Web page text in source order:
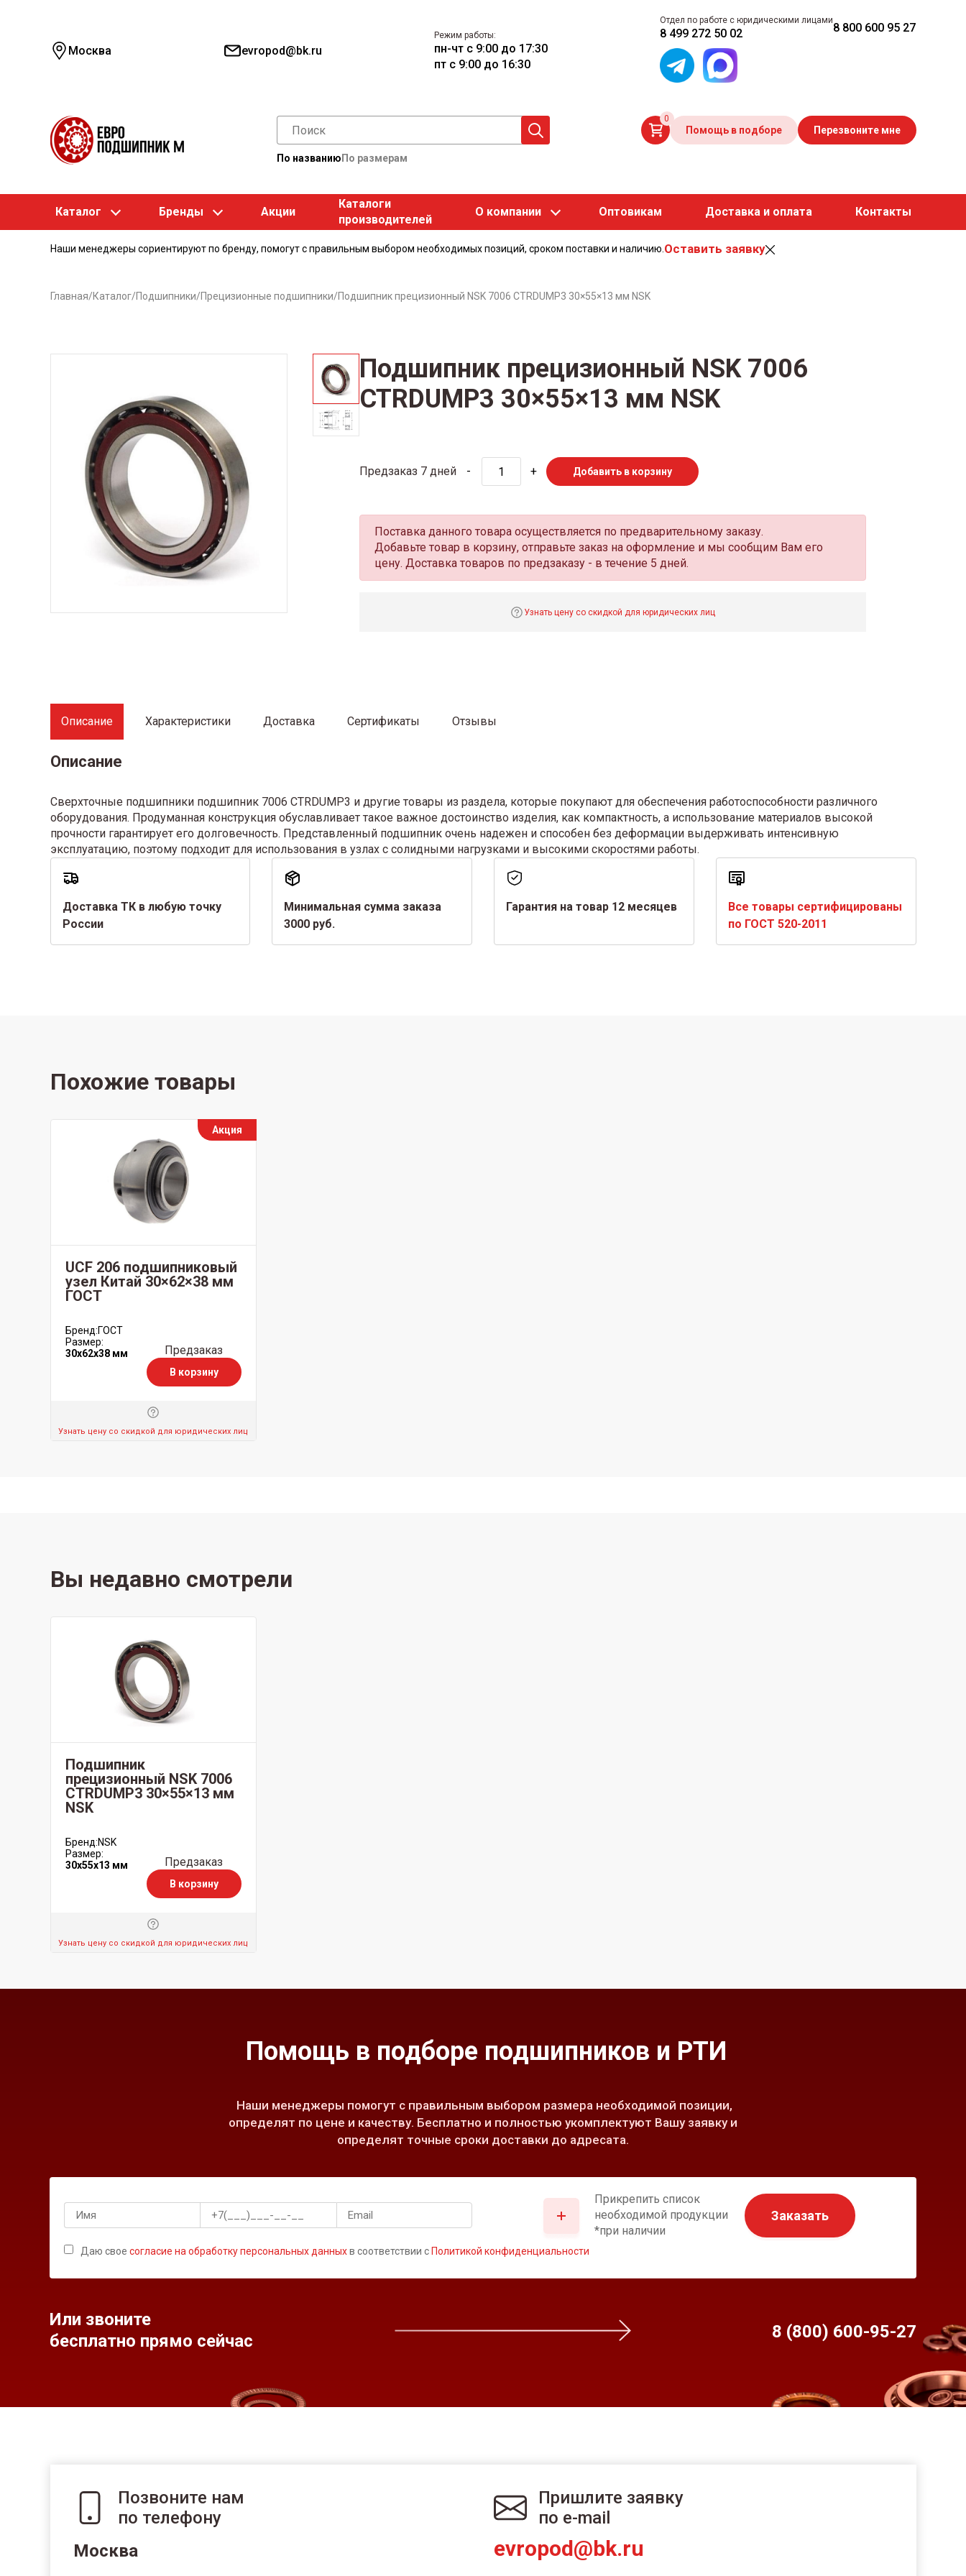
Москва evropod@bk.ru
Режим работы:
пн-чт с 9:00 до 17:30
пт с 9:00 до 16:30
Отдел по работе с юридическими лицами
8 499 272 50 02 8 800 600 95 27
По названию По размерам
0
Помощь в подборе Перезвоните мне
Каталог Бренды Акции
Каталоги
производителей
О компании Оптовикам Доставка и оплата Контакты
Наши менеджеры сориентируют по бренду, помогут с правильным выбором необходимых позиций, сроком поставки и наличию. Оставить заявку
Главная/Каталог/Подшипники/Прецизионные подшипники/Подшипник прецизионный NSK 7006 CTRDUMP3 30×55×13 мм NSK
Подшипник прецизионный NSK 7006
CTRDUMP3 30×55×13 мм NSK
Предзаказ 7 дней - + Добавить в корзину
Поставка данного товара осуществляется по предварительному заказу.
Добавьте товар в корзину, отправьте заказ на оформление и мы сообщим Вам его
цену. Доставка товаров по предзаказу - в течение 5 дней.
Узнать цену со скидкой для юридических лиц
Описание Характеристики Доставка Сертификаты Отзывы
Описание
Сверхточные подшипники подшипник 7006 CTRDUMP3 и другие товары из раздела, которые покупают для обеспечения работоспособности различного
оборудования. Продуманная конструкция обуславливает такое важное достоинство изделия, как компактность, а использование материалов высокой
прочности гарантирует его долговечность. Представленный подшипник очень надежен и способен без деформации выдерживать интенсивную
эксплуатацию, поэтому подходит для использования в узлах с солидными нагрузками и высокими скоростями работы.
Доставка ТК в любую точку
России
Минимальная сумма заказа
3000 руб.
Гарантия на товар 12 месяцев
Все товары сертифицированы
по ГОСТ 520-2011
Похожие товары
Акция
UCF 206 подшипниковый
узел Китай 30×62×38 мм
ГОСТ
Бренд:ГОСТ
Размер:
30x62x38 мм
Предзаказ
В корзину
Узнать цену со скидкой для юридических лиц
Вы недавно смотрели
Подшипник
прецизионный NSK 7006
CTRDUMP3 30×55×13 мм
NSK
Бренд:NSK
Размер:
30x55x13 мм
Предзаказ
В корзину
Узнать цену со скидкой для юридических лиц
Помощь в подборе подшипников и РТИ
Наши менеджеры помогут с правильным выбором размера необходимой позиции,
определят по цене и качеству. Бесплатно и полностью укомплектуют Вашу заявку и
определят точные сроки доставки до адресата.
Прикрепить список
необходимой продукции
*при наличии
Заказать
Даю свое согласие на обработку персональных данныхв соответствии с Политикой конфиденциальности
Или звоните
бесплатно прямо сейчас
8 (800) 600-95-27
Позвоните нам
по телефону
Москва
Пришлите заявку
по e-mail
evropod@bk.ru